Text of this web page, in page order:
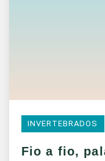
INVERTEBRADOS
Fio a fio,